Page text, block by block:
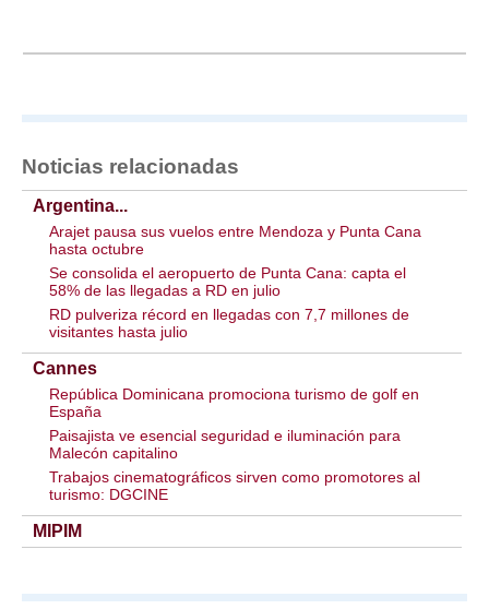
Noticias relacionadas
Argentina...
Arajet pausa sus vuelos entre Mendoza y Punta Cana
hasta octubre
Se consolida el aeropuerto de Punta Cana: capta el
58% de las llegadas a RD en julio
RD pulveriza récord en llegadas con 7,7 millones de
visitantes hasta julio
Cannes
República Dominicana promociona turismo de golf en
España
Paisajista ve esencial seguridad e iluminación para
Malecón capitalino
Trabajos cinematográficos sirven como promotores al
turismo: DGCINE
MIPIM